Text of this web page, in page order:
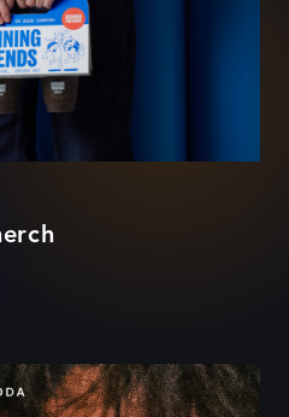
nägu